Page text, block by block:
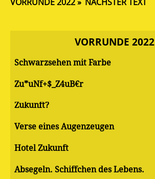
VORRUNDE 2022
Schwarzsehen mit Farbe
Zu*uNf+$_Z4uB€r
Zukunft?
Verse eines Augenzeugen
Hotel Zukunft
Absegeln. Schiffchen des Lebens.